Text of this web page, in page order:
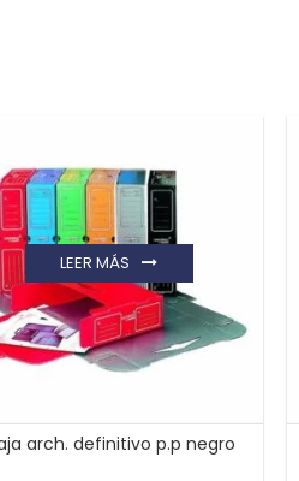
arch. definitivo p.p negro
LEER MÁS